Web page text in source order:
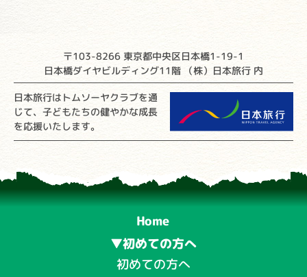
〒103-8266 東京都中央区日本橋1-19-1
日本橋ダイヤビルディング11階 （株）日本旅行 内
日本旅行はトムソーヤクラブを通
じて、子どもたちの健やかな成長
を応援いたします。
Home
▼初めての方へ
初めての方へ